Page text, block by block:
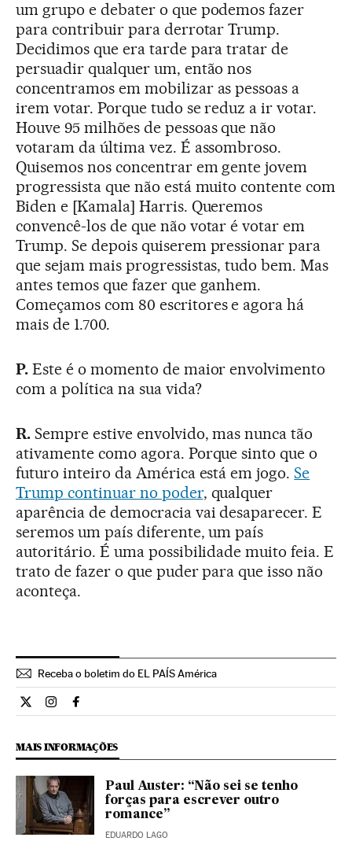
um grupo e debater o que podemos fazer
para contribuir para derrotar Trump.
Decidimos que era tarde para tratar de
persuadir qualquer um, então nos
concentramos em mobilizar as pessoas a
irem votar. Porque tudo se reduz a ir votar.
Houve 95 milhões de pessoas que não
votaram da última vez. É assombroso.
Quisemos nos concentrar em gente jovem
progressista que não está muito contente com
Biden e [Kamala] Harris. Queremos
convencê-los de que não votar é votar em
Trump. Se depois quiserem pressionar para
que sejam mais progressistas, tudo bem. Mas
antes temos que fazer que ganhem.
Começamos com 80 escritores e agora há
mais de 1.700.
P. Este é o momento de maior envolvimento
com a política na sua vida?
R. Sempre estive envolvido, mas nunca tão
ativamente como agora. Porque sinto que o
futuro inteiro da América está em jogo.Se
Trump continuar no poder, qualquer
aparência de democracia vai desaparecer. E
seremos um país diferente, um país
autoritário. É uma possibilidade muito feia. E
trato de fazer o que puder para que isso não
aconteça.
Receba o boletim do EL PAÍS América
Internacional El País Brasil en Twitter
Internacional El País Brasil en Instagram
Internacional El País Brasil en Facebook
MAIS INFORMAÇÕES
Paul Auster: “Não sei se tenho
forças para escrever outro
romance”
EDUARDO LAGO